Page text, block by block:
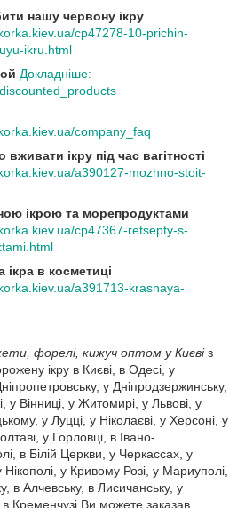
нашу червону ікру
cp47278-10-prichin-
ikru.html
Докладніше:
company_faq
ікру під час вагітності
a390127-mozhno-stoit-
ікрою та морепродуктами
cp47367-retsepty-s-
в косметиці
a391713-krasnaya-
форелі, кижуч оптом у Києвіз
ікру в Києві, в Одесі, у
у Дніпродзержинську,
у Вінниці, у Житомирі, у Львові, у
у Луцці, у Ніколаєві, у Херсоні, у
у Горловці, в Івано-
в Білій Церкви, у Черкассах, у
Нікополі, у Кривому Розі, у Мариуполі,
в Алчевську, в Лисичанську, у
Кременчузі Ви можете заказав